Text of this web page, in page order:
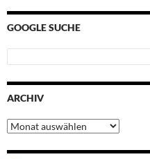
GOOGLE SUCHE
ARCHIV
Archiv